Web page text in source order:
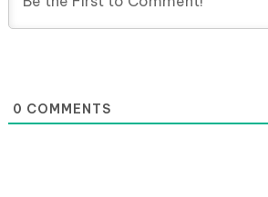
0 COMMENTS